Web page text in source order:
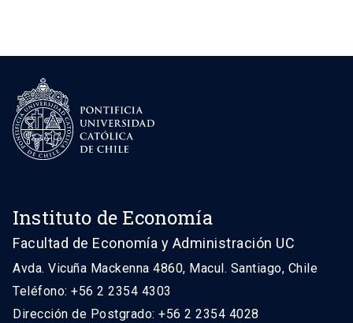
Instituto de Economía
Facultad de Economía y Administración UC
Avda. Vicuña Mackenna 4860, Macul. Santiago, Chile
Teléfono: +56 2 2354 4303
Dirección de Postgrado: +56 2 2354 4028